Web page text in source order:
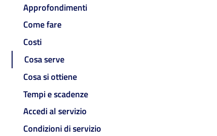
Approfondimenti
Come fare
Costi
Cosa serve
Cosa si ottiene
Tempi e scadenze
Accedi al servizio
Condizioni di servizio